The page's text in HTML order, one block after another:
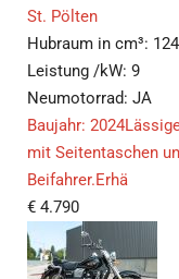
St. Pölten
Hubraum in cm³: 124
Leistung /kW: 9
Neumotorrad: JA
Baujahr:
mit Seitentaschen
Beifahrer.Erhä
€ 4.790